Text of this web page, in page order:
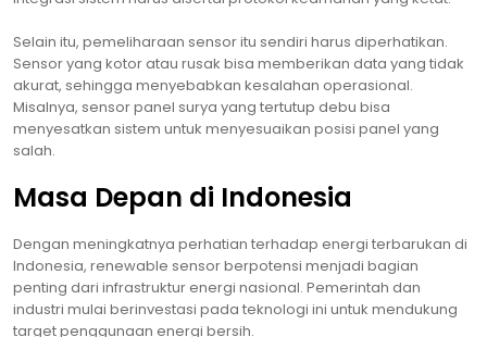
Selain itu, pemeliharaan sensor itu sendiri harus diperhatikan.
Sensor yang kotor atau rusak bisa memberikan data yang tidak
akurat, sehingga menyebabkan kesalahan operasional.
Misalnya, sensor panel surya yang tertutup debu bisa
menyesatkan sistem untuk menyesuaikan posisi panel yang
salah.
Masa Depan di Indonesia
Dengan meningkatnya perhatian terhadap energi terbarukan di
Indonesia, renewable sensor berpotensi menjadi bagian
penting dari infrastruktur energi nasional. Pemerintah dan
industri mulai berinvestasi pada teknologi ini untuk mendukung
target penggunaan energi bersih.